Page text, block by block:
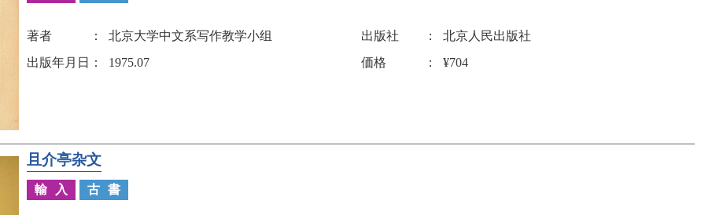
著者 北京大学中文系写作教学小组 出版社
北京人民出版社
出版年月日
1975.07 価格 ¥704
且介亭杂文
輸入 古書